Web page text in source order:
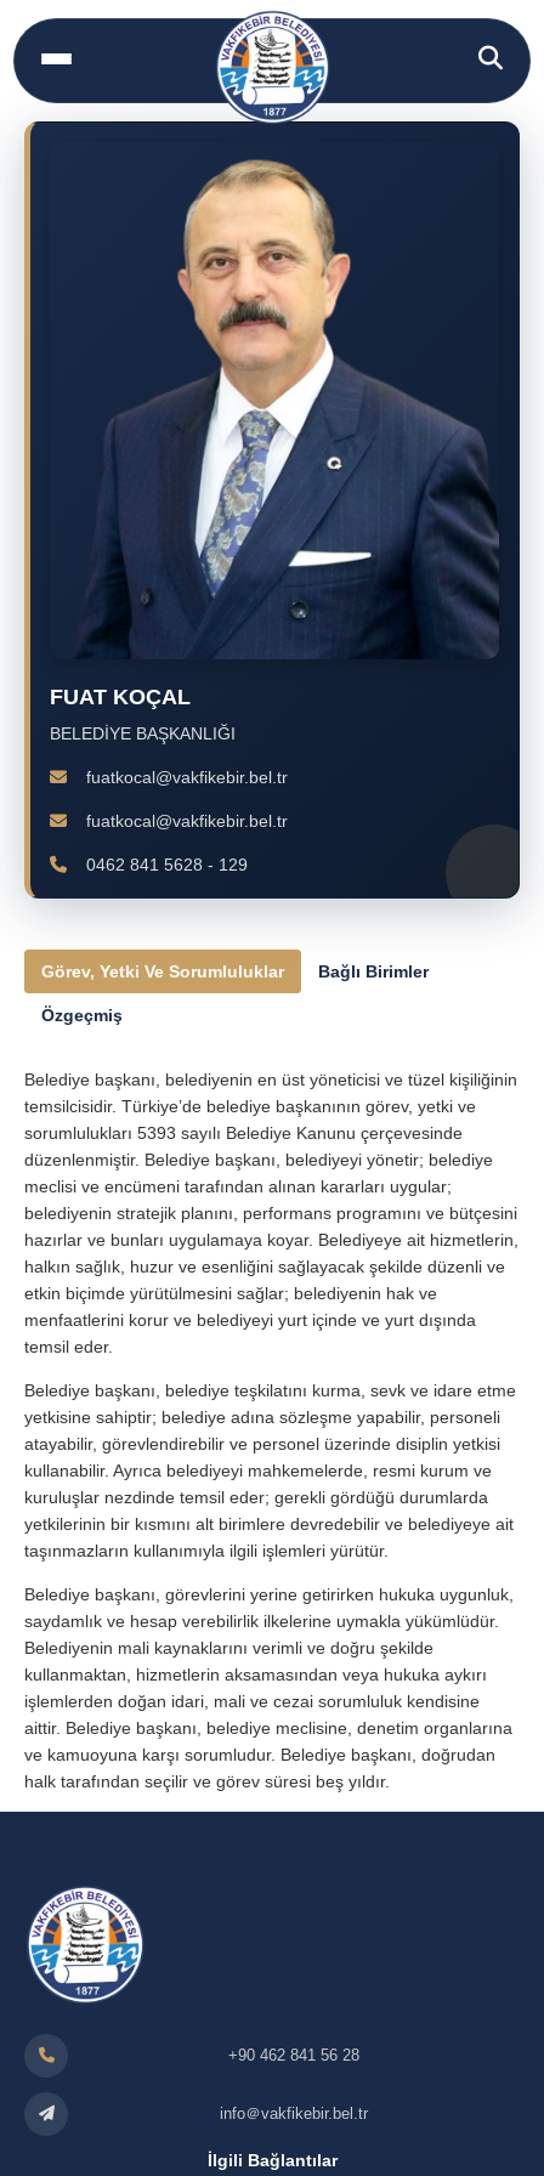
FUAT KOÇAL
BELEDİYE BAŞKANLIĞI
fuatkocal@vakfikebir.bel.tr
fuatkocal@vakfikebir.bel.tr
0462 841 5628 - 129
Görev, Yetki Ve Sorumluluklar Bağlı Birimler
Özgeçmiş
Belediye başkanı, belediyenin en üst yöneticisi ve tüzel kişiliğinin
temsilcisidir. Türkiye’de belediye başkanının görev, yetki ve
sorumlulukları 5393 sayılı Belediye Kanunu çerçevesinde
düzenlenmiştir. Belediye başkanı, belediyeyi yönetir; belediye
meclisi ve encümeni tarafından alınan kararları uygular;
belediyenin stratejik planını, performans programını ve bütçesini
hazırlar ve bunları uygulamaya koyar. Belediyeye ait hizmetlerin,
halkın sağlık, huzur ve esenliğini sağlayacak şekilde düzenli ve
etkin biçimde yürütülmesini sağlar; belediyenin hak ve
menfaatlerini korur ve belediyeyi yurt içinde ve yurt dışında
temsil eder.
Belediye başkanı, belediye teşkilatını kurma, sevk ve idare etme
yetkisine sahiptir; belediye adına sözleşme yapabilir, personeli
atayabilir, görevlendirebilir ve personel üzerinde disiplin yetkisi
kullanabilir. Ayrıca belediyeyi mahkemelerde, resmi kurum ve
kuruluşlar nezdinde temsil eder; gerekli gördüğü durumlarda
yetkilerinin bir kısmını alt birimlere devredebilir ve belediyeye ait
taşınmazların kullanımıyla ilgili işlemleri yürütür.
Belediye başkanı, görevlerini yerine getirirken hukuka uygunluk,
saydamlık ve hesap verebilirlik ilkelerine uymakla yükümlüdür.
Belediyenin mali kaynaklarını verimli ve doğru şekilde
kullanmaktan, hizmetlerin aksamasından veya hukuka aykırı
işlemlerden doğan idari, mali ve cezai sorumluluk kendisine
aittir. Belediye başkanı, belediye meclisine, denetim organlarına
ve kamuoyuna karşı sorumludur. Belediye başkanı, doğrudan
halk tarafından seçilir ve görev süresi beş yıldır.
+90 462 841 56 28
info＠vakfikebir.bel.tr
İlgili Bağlantılar